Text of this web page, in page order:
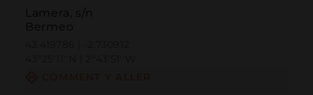
Lamera, s/n
Bermeo